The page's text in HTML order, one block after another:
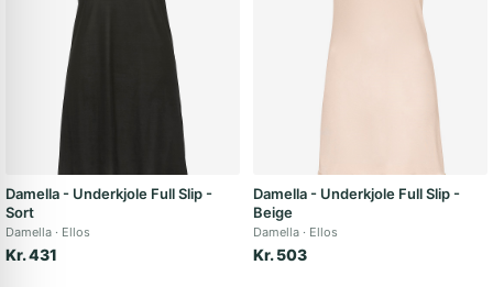
Damella - Underkjole Full Slip -
Sort
Damella Ellos
Kr. 431
Damella - Underkjole Full Slip -
Beige
Damella Ellos
Kr. 503